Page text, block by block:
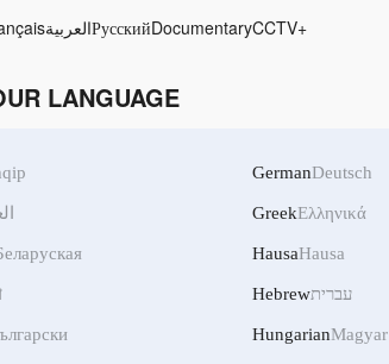
العربيةРусскийDocumentaryCCTV+
LANGUAGE
GermanDeutsch
GreekΕλληνικά
HausaHausa
Hebrewעברית
HungarianMagyar